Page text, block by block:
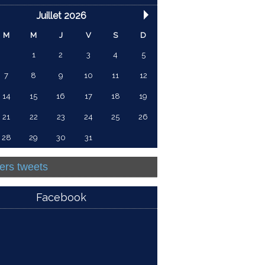
Juillet 2026
M M J V S D
1 2 3 4 5
7 8 9 10 11 12
14 15 16 17 18 19
21 22 23 24 25 26
28 29 30 31
tweets
Facebook